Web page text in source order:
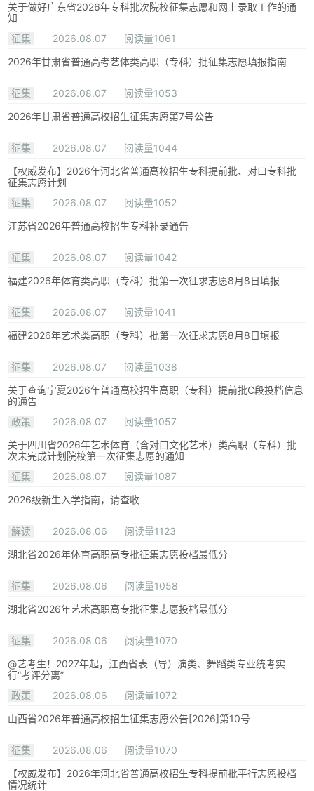
关于做好广东省2026年专科批次院校征集志愿和网上录取工作的通
知
征集
2026.08.07
阅读量1061
2026年甘肃省普通高考艺体类高职（专科）批征集志愿填报指南
征集 2026.08.07
阅读量1053
2026年甘肃省普通高校招生征集志愿第7号公告
征集 2026.08.07
阅读量1044
【权威发布】2026年河北省普通高校招生专科提前批、对口专科批
征集志愿计划
征集
2026.08.07
阅读量1052
江苏省2026年普通高校招生专科补录通告
征集 2026.08.07
阅读量1042
福建2026年体育类高职（专科）批第一次征求志愿8月8日填报
征集 2026.08.07
阅读量1041
福建2026年艺术类高职（专科）批第一次征求志愿8月8日填报
征集 2026.08.07
阅读量1038
关于查询宁夏2026年普通高校招生高职（专科）提前批C段投档信息
的通告
政策
2026.08.07
阅读量1057
关于四川省2026年艺术体育（含对口文化艺术）类高职（专科）批
次未完成计划院校第一次征集志愿的通知
征集
2026.08.07
阅读量1087
2026级新生入学指南，请查收
解读 2026.08.06
阅读量1123
湖北省2026年体育高职高专批征集志愿投档最低分
征集 2026.08.06
阅读量1058
湖北省2026年艺术高职高专批征集志愿投档最低分
征集 2026.08.06
阅读量1070
@艺考生！2027年起，江西省表（导）演类、舞蹈类专业统考实
行“考评分离”
政策
2026.08.06
阅读量1072
山西省2026年普通高校招生征集志愿公告[2026]第10号
征集 2026.08.06
阅读量1070
【权威发布】2026年河北省普通高校招生专科提前批平行志愿投档
情况统计